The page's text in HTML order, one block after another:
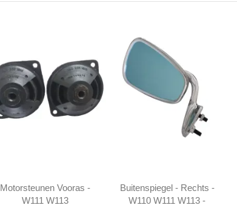
Motorsteunen Vooras -
W111 W113
Buitenspiegel - Rechts -
W110 W111 W113 -